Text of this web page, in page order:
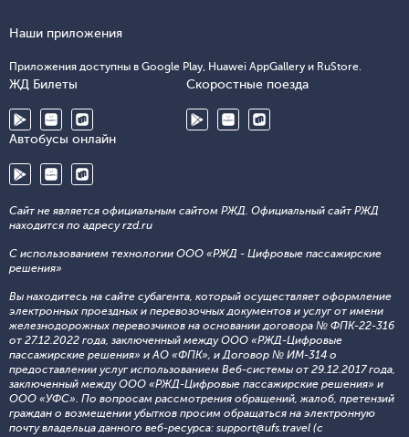
Наши приложения
Приложения доступны в Google Play, Huawei AppGallery и RuStore.
ЖД Билеты Скоростные поезда
Автобусы онлайн
Сайт не является официальным сайтом РЖД. Официальный сайт РЖД
находится по адресу rzd.ru
С использованием технологии ООО «РЖД - Цифровые пассажирские
решения»
Вы находитесь на сайте субагента, который осуществляет оформление
электронных проездных и перевозочных документов и услуг от имени
железнодорожных перевозчиков на основании договора № ФПК-22-316
от 27.12.2022 года, заключенный между ООО «РЖД-Цифровые
пассажирские решения» и АО «ФПК», и Договор № ИМ-314 о
предоставлении услуг использованием Веб-системы от 29.12.2017 года,
заключенный между ООО «РЖД-Цифровые пассажирские решения» и
ООО «УФС». По вопросам рассмотрения обращений, жалоб, претензий
граждан о возмещении убытков просим обращаться на электронную
почту владельца данного веб-ресурса: support@ufs.travel (с